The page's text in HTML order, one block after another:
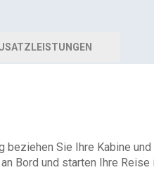
Sie Ihre Kabine
Bord und starten Ihre Reise